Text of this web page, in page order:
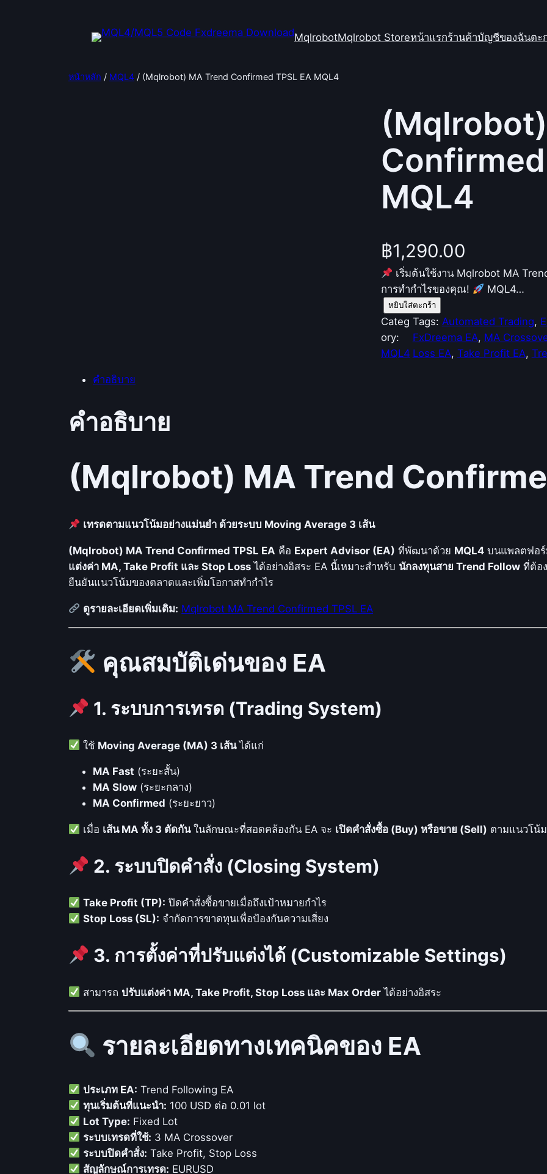
MqlrobotMqlrobot Storeหน้าแรกร้านค้าบัญชีของฉันตะ
หน้าหลัก / MQL4 / (Mqlrobot) MA Trend Confirmed TPSL EA MQL4
MQL4
฿1,290.00
เริ่มต้นใช้งาน Mqlrobot MA
การทำกำไรของคุณ!
MQL4…
จำ
น
ว
น
o
T
L
น
หยิบใส่ตะกร้า
Categ
ory:
MQL4
Tags: Automated Trading,
FxDreema EA, MA
Loss EA, Take Profit EA,
คำอธิบาย
คำอธิบาย
(Mqlrobot) MA Trend
เทรดตามแนวโน้มอย่างแม่นยำ ด้วยระบบ Moving Average 3 เส้น
(Mqlrobot) MA Trend Confirmed TPSL EA คือ Expert Advisor (EA) ที่พัฒนาด้วย MQL4 บนแพลตฟอ
แต่งค่า MA, Take Profit และ Stop Loss ได้อย่างอิสระ EA นี้เหมาะสำหรับ นักลงทุนสาย Trend Follow ที่ต้อ
ยืนยันแนวโน้มของตลาดและเพิ่มโอกาสทำกำไร
ดูรายละเอียดเพิ่มเติม: Mqlrobot MA Trend Confirmed TPSL EA
คุณสมบัติเด่นของ EA
1. ระบบการเทรด (Trading System)
ใช้ Moving Average (MA) 3 เส้นได้แก่
MA Fast (ระยะสั้น)
MA Slow (ระยะกลาง)
MA Confirmed (ระยะยาว)
เมื่อ เส้น MA ทั้ง 3 ตัดกันในลักษณะที่สอดคล้องกัน EA จะ เปิดคำสั่งซื้อ (Buy) หรือขาย (Sell) ตามแนวโน้ม
2. ระบบปิดคำสั่ง (Closing System)
Take Profit (TP): ปิดคำสั่งซื้อขายเมื่อถึงเป้าหมายกำไร
Stop Loss (SL): จำกัดการขาดทุนเพื่อป้องกันความเสี่ยง
3. การตั้งค่าที่ปรับแต่งได้ (Customizable Settings)
สามารถปรับแต่งค่า MA, Take Profit, Stop Loss และ Max Order ได้อย่างอิสระ
รายละเอียดทางเทคนิคของ EA
ประเภท EA: Trend Following EA
ทุนเริ่มต้นที่แนะนำ: 100 USD ต่อ 0.01 lot
Lot Type: Fixed Lot
ระบบเทรดที่ใช้: 3 MA Crossover
ระบบปิดคำสั่ง: Take Profit, Stop Loss
สัญลักษณ์การเทรด: EURUSD